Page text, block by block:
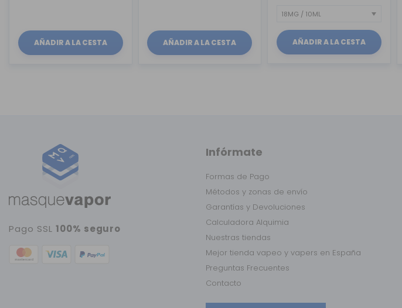
AÑADIR A LA CESTA AÑADIR A LA CESTA AÑADIR A LA CESTA
Pago SSL 100% seguro
Infórmate
Formas de Pago
Métodos y zonas de envío
Garantías y Devoluciones
Calculadora Alquimia
Nuestras tiendas
Mejor tienda vapeo y vapers en España
Preguntas Frecuentes
Contacto